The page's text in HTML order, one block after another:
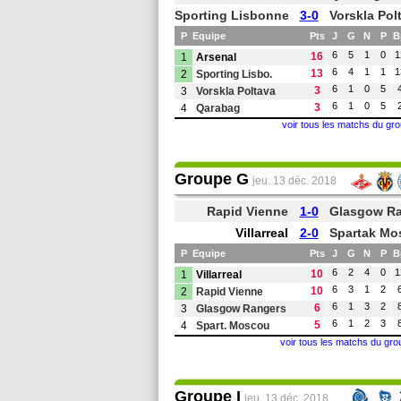
Sporting Lisbonne
3-0 Vorskla
P Equipe Pts J G N P
1 Arsenal 16 6 5 1 0
2 Sporting Lisbo. 13 6 4 1 1
3 Vorskla Poltava 3 6 1 0 5
4 Qarabag 3 6 1 0 5
voir tous les matchs du
Groupe G jeu. 13 déc. 2018
Rapid Vienne 1-0
Glasgow
Villarreal
2-0 Spartak
P Equipe Pts J G N P
1 Villarreal 10 6 2 4 0
2 Rapid Vienne 10 6 3 1 2
3 Glasgow Rangers 6 6 1 3 2
4 Spart. Moscou 5 6 1 2 3
voir tous les matchs du
Groupe I jeu. 13 déc. 2018